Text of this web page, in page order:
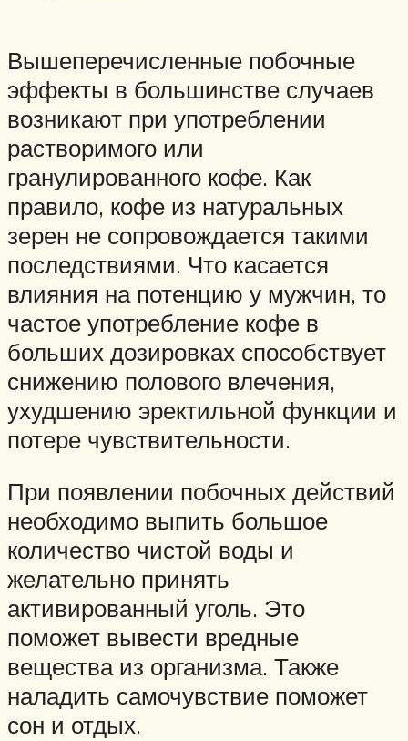
Вышеперечисленные побочные
эффекты в большинстве случаев
возникают при употреблении
растворимого или
гранулированного кофе. Как
правило, кофе из натуральных
зерен не сопровождается такими
последствиями. Что касается
влияния на потенцию у мужчин, то
частое употребление кофе в
больших дозировках способствует
снижению полового влечения,
ухудшению эректильной функции и
потере чувствительности.
При появлении побочных действий
необходимо выпить большое
количество чистой воды и
желательно принять
активированный уголь. Это
поможет вывести вредные
вещества из организма. Также
наладить самочувствие поможет
сон и отдых.